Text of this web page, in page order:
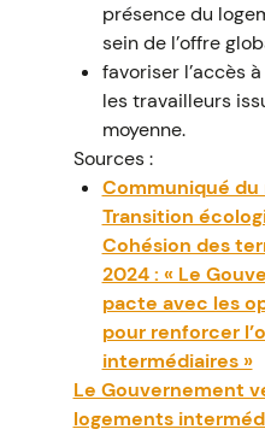
présence du
sein de l’offre
favoriser l’accès
les travailleurs
moyenne.
Sources :
Communiqué
Transition
Cohésion des
2024 : « Le
pacte avec les
pour renforcer
intermédiaires »
Le Gouvernement
logements